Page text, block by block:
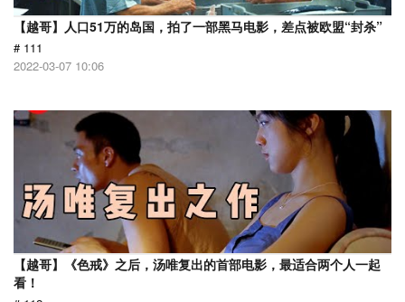
【越哥】人口51万的岛国，拍了一部黑马电影，差点被欧盟“封杀”
# 111
2022-03-07 10:06
【越哥】《色戒》之后，汤唯复出的首部电影，最适合两个人一起
看！